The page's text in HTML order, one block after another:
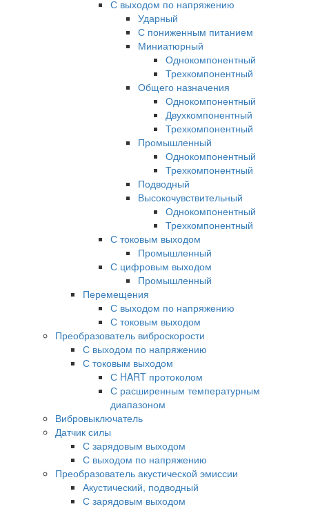
С выходом по напряжению
Ударный
С пониженным питанием
Миниатюрный
Однокомпонентный
Трехкомпонентный
Общего назначения
Однокомпонентный
Двухкомпонентный
Трехкомпонентный
Промышленный
Однокомпонентный
Трехкомпонентный
Подводный
Высокочувствительный
Однокомпонентный
Трехкомпонентный
С токовым выходом
Промышленный
С цифровым выходом
Промышленный
Перемещения
С выходом по напряжению
С токовым выходом
Преобразователь виброскорости
С выходом по напряжению
С токовым выходом
С HART протоколом
С расширенным температурным
диапазоном
Вибровыключатель
Датчик силы
С зарядовым выходом
С выходом по напряжению
Преобразователь акустической эмиссии
Акустический, подводный
С зарядовым выходом